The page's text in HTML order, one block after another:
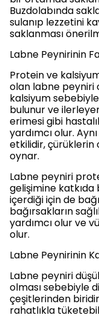
Buzdolabında
sulanıp lezzetini
saklanması
Labne Peynirinin
Protein ve
olan labne peyniri
kalsiyum
bulunur ve
erimesi gibi
yardımcı olur.
etkilidir, çürüklerin
oynar.
Labne peyniri
gelişimine
içerdiği için de
bağırsakların
yardımcı olur ve
olur.
Labne Peynirinin
Labne peyniri
olması sebebiyle
çeşitlerinden
rahatlıkla